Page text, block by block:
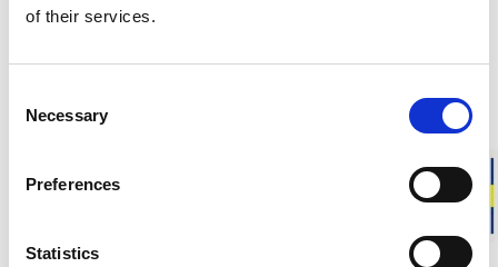
of their services.
Selection
Necessary
Preferences
Statistics
värmeisolering och är certifierad för skydd mot värme,
damer går ner en storlek mot sin vanliga.